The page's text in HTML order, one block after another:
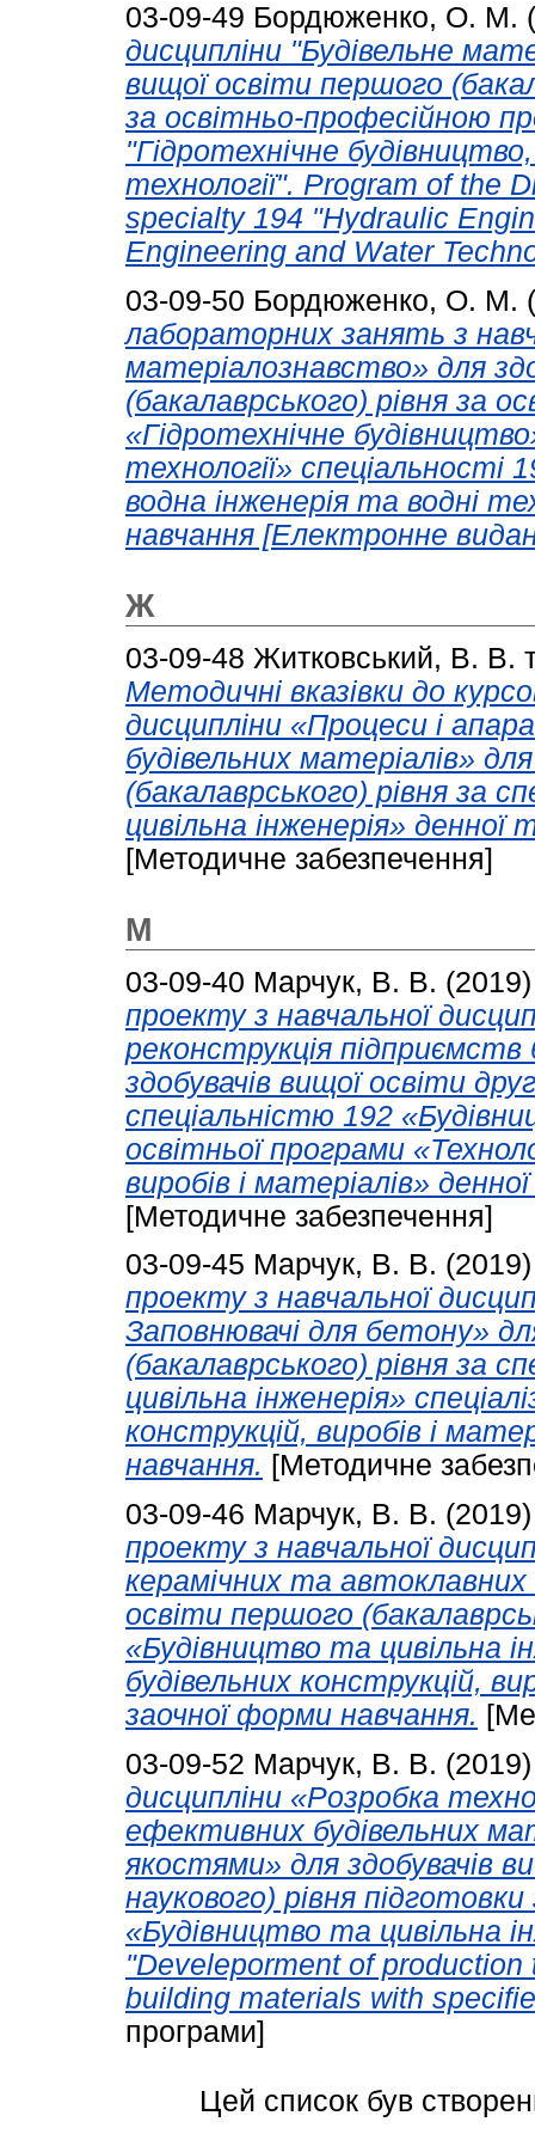
03-09-49 Бордюженко, О. М.
дисципліни "Будівельне
вищої освіти першого
за освітньо-професійною
"Гідротехнічне
технології". Program of the
specialty 194 "Hydraulic
Engineering and Water
03-09-50 Бордюженко, О. М.
лабораторних занять з
матеріалознавство» для
(бакалаврського) рівня за
«Гідротехнічне
технології» спеціальності
водна інженерія та водні
навчання [Електронне
Ж
03-09-48 Житковський, В. В.
Методичні вказівки до
дисципліни «Процеси і
будівельних матеріалів»
(бакалаврського) рівня за
цивільна інженерія»
[Методичне забезпечення]
М
03-09-40 Марчук, В. В.
проекту з навчальної
реконструкція підприємств
здобувачів вищої освіти
спеціальністю 192
освітньої програми
виробів і матеріалів»
[Методичне забезпечення]
03-09-45 Марчук, В. В.
проекту з навчальної
Заповнювачі для бетону»
(бакалаврського) рівня за
цивільна інженерія»
конструкцій, виробів і
навчання. [Методичне
03-09-46 Марчук, В. В.
проекту з навчальної
керамічних та автоклавних
освіти першого
«Будівництво та цивільна
будівельних конструкцій,
заочної форми навчання.
03-09-52 Марчук, В. В.
дисципліни «Розробка
ефективних будівельних
якостями» для здобувачів
наукового) рівня
«Будівництво та цивільна
"Develeporment of
building materials with
програми]
Цей список був